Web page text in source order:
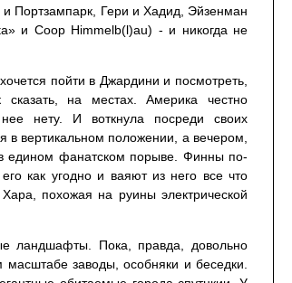
и Портзампарк, Гери и Хадид, Эйзенман
и Coop Himmelb(l)au) - и никогда не
пойти в Джардини и посмотреть,
сказать, на местах. Америка честно
нету. И воткнула посреди своих
в вертикальном положении, а вечером,
едином фанатском порыве. Финны по-
как угодно и ваяют из него все что
похожая на руины электрической
ландшафты. Пока, правда, довольно
заводы, особняки и беседки.